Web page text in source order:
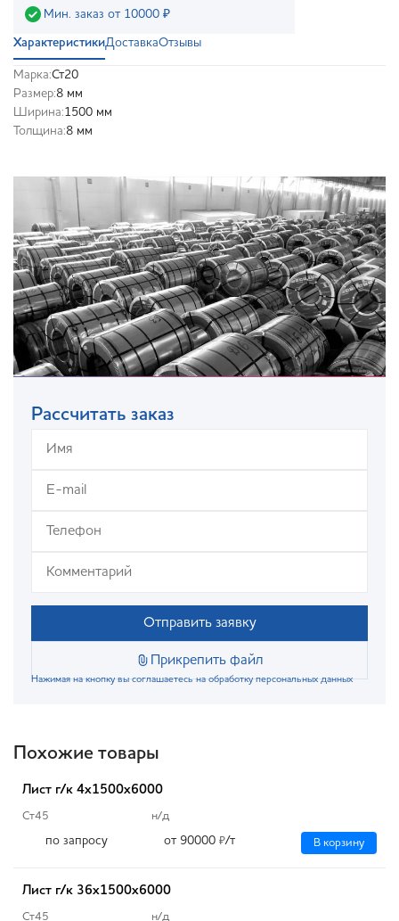
Мин. заказ от 10000 ₽
ХарактеристикиДоставкаОтзывы
Марка:Ст20
Размер:8 мм
Ширина:1500 мм
Толщина:8 мм
Рассчитать заказ
Отправить заявку
Прикрепить файл
Нажимая на кнопку вы соглашаетесь на обработку персональных данных
Похожие товары
Лист г/к 4х1500х6000
Ст45 н/д
по запросу от 90000 ₽/т В корзину
Лист г/к 36х1500х6000
Ст45 н/д